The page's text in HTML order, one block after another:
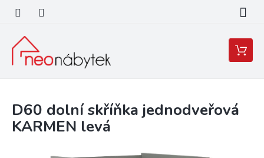
obsah
Nákupní
košík
D60 dolní skříňka jednodveřová
KARMEN levá